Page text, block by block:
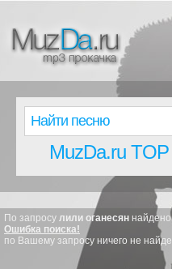
MuzDa.ru TOP
По запросу лили оганесян
Ошибка поиска!
по Вашему запросу ничего не